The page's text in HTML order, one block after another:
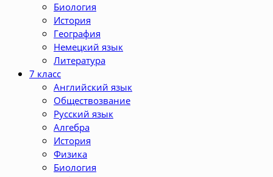
Биология
История
География
Немецкий язык
Литература
7 класс
Английский язык
Обществозвание
Русский язык
Алгебра
История
Физика
Биология